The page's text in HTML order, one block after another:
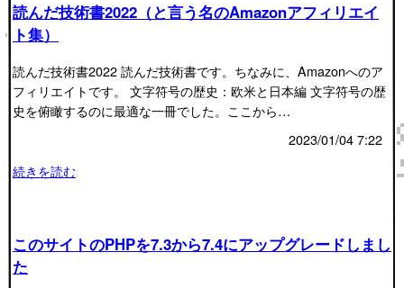
読んだ技術書2022（と言う名のAmazonアフィリエイ
ト集）
読んだ技術書2022 読んだ技術書です。ちなみに、Amazonへのア
フィリエイトです。 文字符号の歴史：欧米と日本編 文字符号の歴
史を俯瞰するのに最適な一冊でした。ここから…
2023/01/04 7:22
続きを読む
このサイトのPHPを7.3から7.4にアップグレードしまし
た